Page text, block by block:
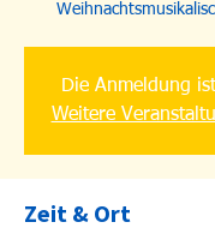
Die Anmeldung
Weitere
Zeit & Ort